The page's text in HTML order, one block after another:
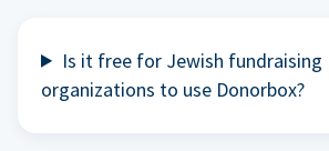
Is it free for Jewish fundraising
organizations to use Donorbox?